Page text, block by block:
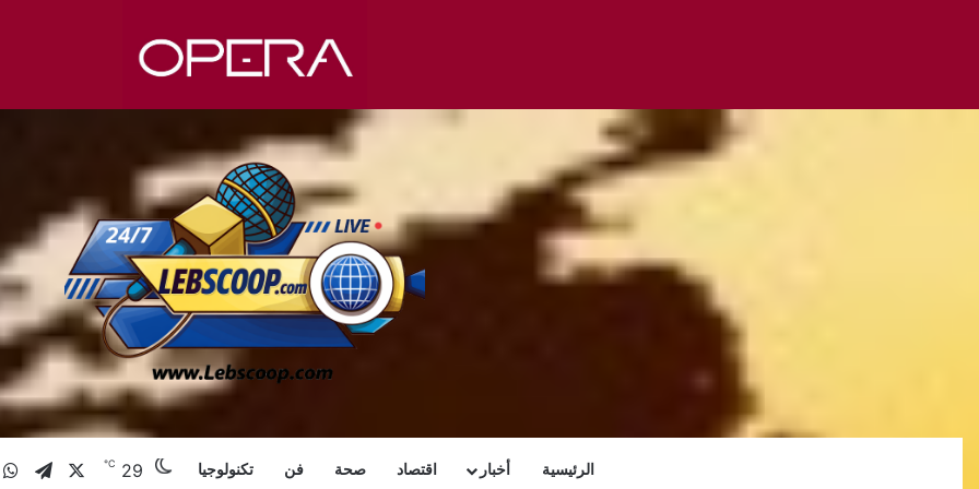
الرئيسية أخبار اقتصاد صحة فن تكنولوجيا 29
℃